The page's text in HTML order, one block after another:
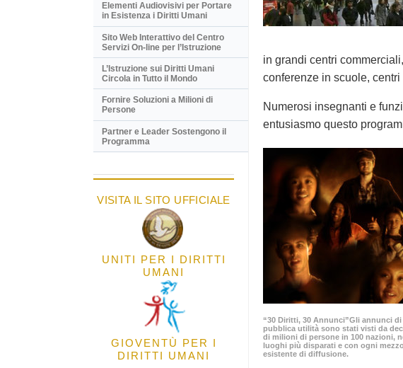
in grandi centri
conferenze in scuole,
Numerosi insegnanti e
entusiasmo questo
“30 Diritti, 30 Annunci”Gli annunci di
pubblica utilità sono stati visti da
di milioni di persone in 100 nazioni,
luoghi più disparati e con ogni mezzo
esistente di diffusione.
Elementi Audiovisivi per Portare
in Esistenza i Diritti Umani
Sito Web Interattivo del Centro
Servizi On-line per l’Istruzione
L’Istruzione sui Diritti Umani
Circola in Tutto il Mondo
Fornire Soluzioni a Milioni di
Persone
Partner e Leader Sostengono il
Programma
VISITA IL SITO UFFICIALE
UNITI PER I DIRITTI
UMANI
GIOVENTÙ PER I
DIRITTI UMANI